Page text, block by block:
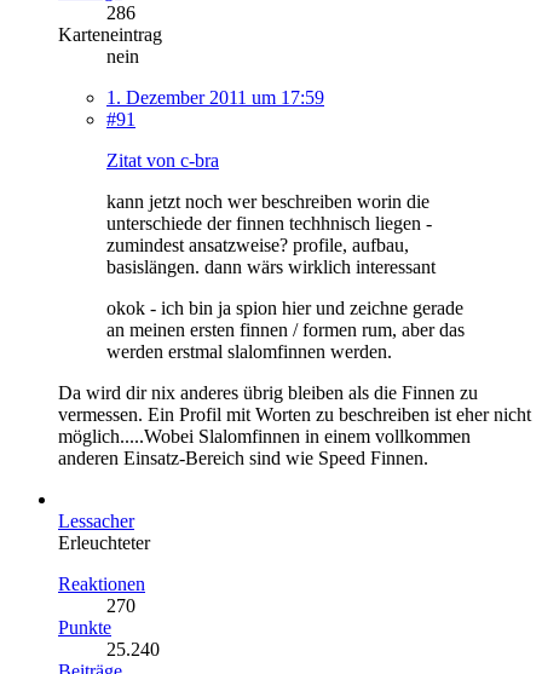
286
Karteneintrag
nein
1. Dezember 2011 um 17:59
#91
Zitat von c-bra
kann jetzt noch wer beschreiben worin die
unterschiede der finnen techhnisch liegen -
zumindest ansatzweise? profile, aufbau,
basislängen. dann wärs wirklich interessant
okok - ich bin ja spion hier und zeichne gerade
an meinen ersten finnen / formen rum, aber das
werden erstmal slalomfinnen werden.
Da wird dir nix anderes übrig bleiben als die Finnen zu
vermessen. Ein Profil mit Worten zu beschreiben ist eher nicht
möglich.....Wobei Slalomfinnen in einem vollkommen
anderen Einsatz-Bereich sind wie Speed Finnen.
Lessacher
Erleuchteter
Reaktionen
270
Punkte
25.240